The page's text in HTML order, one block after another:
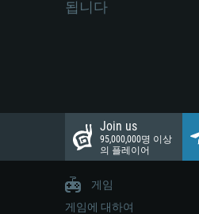
됩니다
Join us
95,000,000명 이상
의 플레이어
게임
게임에 대하여